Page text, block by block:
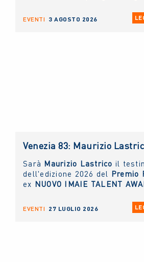
EVENTI 3 AGOSTO 2026
Sarà Maurizio Lastrico il
dell'edizione 2026 del Premio
ex NUOVO IMAIE TALENT
, che la
assegna per valorizzare il
EVENTI 27 LUGLIO 2026